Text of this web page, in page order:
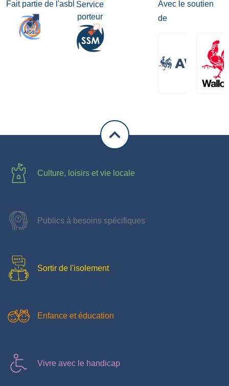
Fait partie de l'asbl Service
porteur
Avec le soutien
de
Culture, loisirs et vie locale
Publics à besoins spécifiques
Sortir de l'isolement
Enfance et éducation
Vivre avec le handicap